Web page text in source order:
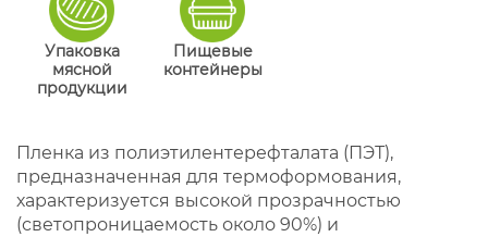
Упаковка
мясной
продукции
Пищевые
контейнеры
Пленка из полиэтилентерефталата (ПЭТ),
предназначенная для термоформования,
характеризуется высокой прозрачностью
(светопроницаемость около 90%) и